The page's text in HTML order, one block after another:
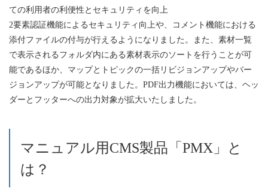
ての利用者の利便性とセキュリティを向上
2要素認証機能によるセキュリティ向上や、コメント機能における
添付ファイルの付与が行えるようになりました。また、素材一覧
で表示されるフォルダ内にある素材表示のソートを行うことが可
能であるほか、マップとトピックの一括リビジョンアップやバー
ジョンアップが可能となりました。PDF出力機能においては、ヘッ
ダーとフッターへの出力対象が拡大いたしました。
マニュアル用CMS製品「PMX」と
は？